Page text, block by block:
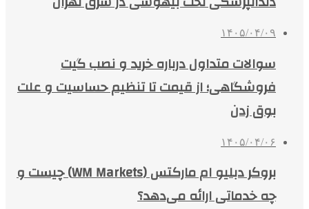
۱۴۰۵/۰۴/۰۹
سوالات متداول درباره خرید و نصب گیت
فروشگاهی؛ از قیمت تا تنظیم حساسیت و علت
بوق زدن
۱۴۰۵/۰۴/۰۶
بروکر دبلیو ام مارکتس (WM Markets) چیست و
چه خدماتی ارائه می‌دهد؟